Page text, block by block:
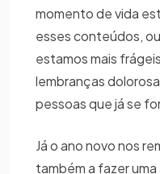
momento de vida
esses conteúdos,
estamos mais
lembranças
pessoas que já se
Já o ano novo nos
também a fazer